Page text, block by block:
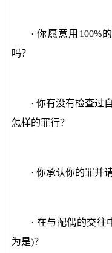
· 你愿意用 100%
吗？
· 你有没有检查过
怎样的罪行？
· 你承认你的罪并
· 在与配偶的交往
为是)？